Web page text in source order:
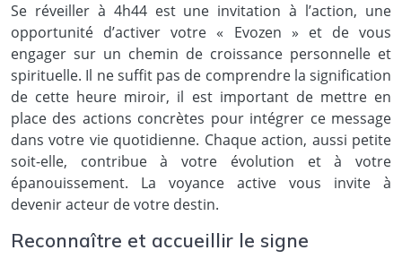
Se réveiller à 4h44 est une invitation à l’action, une
opportunité d’activer votre « Evozen » et de vous
engager sur un chemin de croissance personnelle et
spirituelle. Il ne suffit pas de comprendre la signification
de cette heure miroir, il est important de mettre en
place des actions concrètes pour intégrer ce message
dans votre vie quotidienne. Chaque action, aussi petite
soit-elle, contribue à votre évolution et à votre
épanouissement. La voyance active vous invite à
devenir acteur de votre destin.
Reconnaître et accueillir le signe